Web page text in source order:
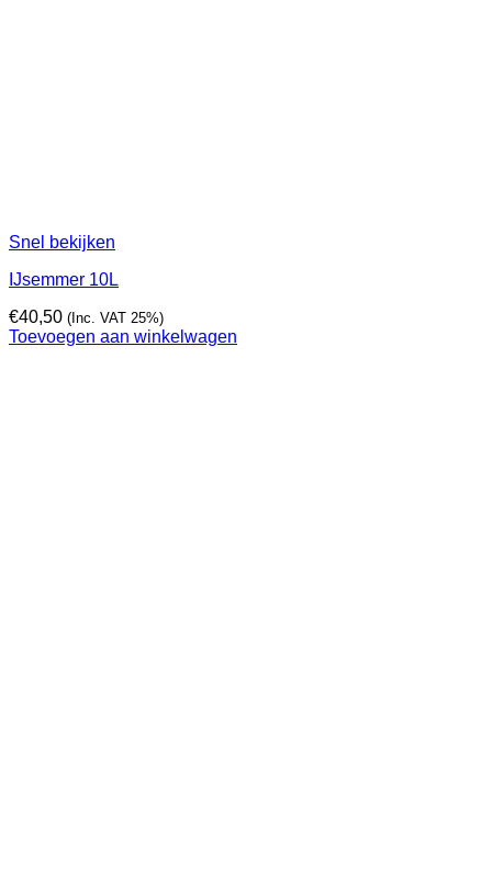
Snel bekijken
IJsemmer 10L
€40,50 (Inc. VAT 25%)
Toevoegen aan winkelwagen